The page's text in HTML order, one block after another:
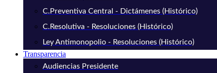
C.Preventiva Central - Dictámenes (Histórico)
C.Resolutiva - Resoluciones (Histórico)
Ley Antimonopolio - Resoluciones (Histórico)
Transparencia
Audiencias Presidente